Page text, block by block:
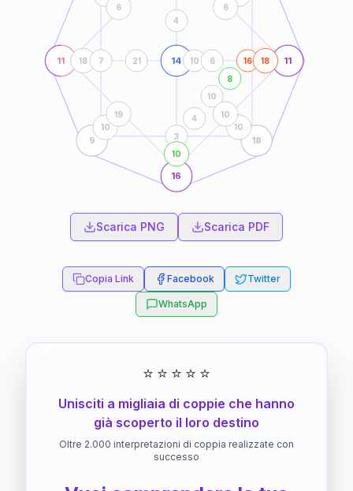
11 11
16
14
9 18
3
4
10
8
16
18 18
10
7 10 6
21
4
6 6
10
19
10
10
Scarica PNG Scarica PDF
Copia Link Facebook Twitter
WhatsApp
⭐ ⭐ ⭐ ⭐ ⭐
Unisciti a migliaia di coppie che hanno
già scoperto il loro destino
Oltre 2.000 interpretazioni di coppia realizzate con
successo